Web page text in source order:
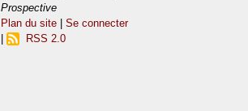
Prospective
Plan du site |Se connecter
RSS 2.0